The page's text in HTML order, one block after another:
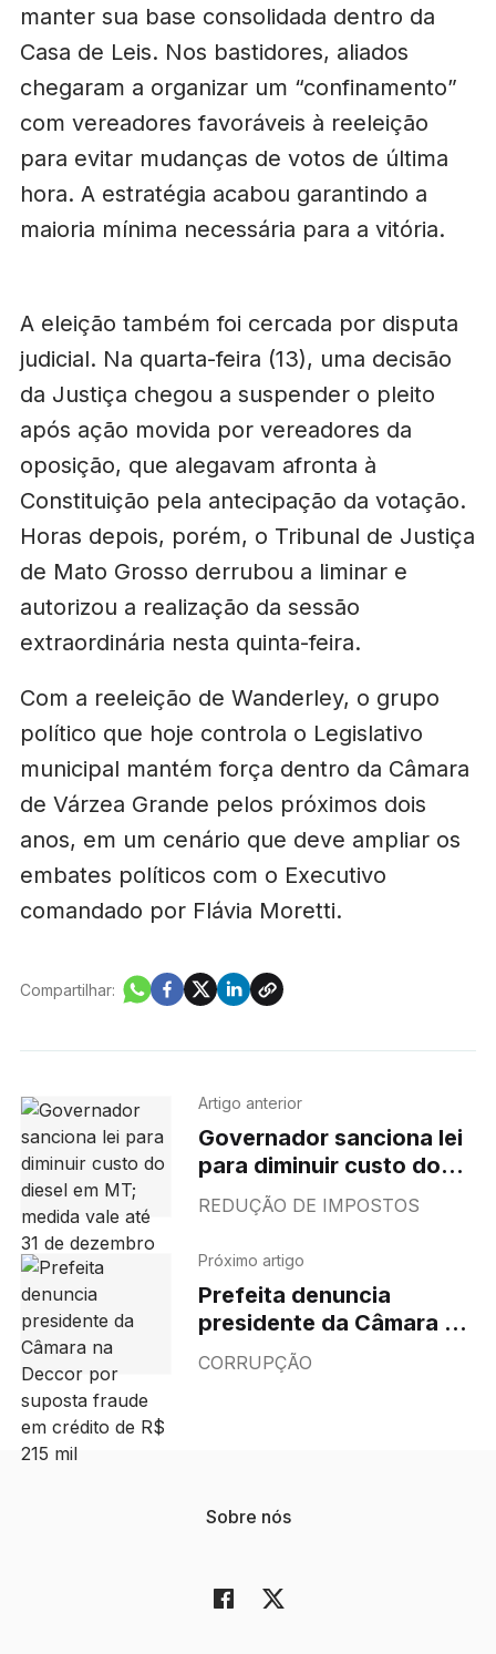
manter sua base consolidada dentro da
Casa de Leis. Nos bastidores, aliados
chegaram a organizar um “confinamento”
com vereadores favoráveis à reeleição
para evitar mudanças de votos de última
hora. A estratégia acabou garantindo a
maioria mínima necessária para a vitória.
A eleição também foi cercada por disputa
judicial. Na quarta-feira (13), uma decisão
da Justiça chegou a suspender o pleito
após ação movida por vereadores da
oposição, que alegavam afronta à
Constituição pela antecipação da votação.
Horas depois, porém, o Tribunal de Justiça
de Mato Grosso derrubou a liminar e
autorizou a realização da sessão
extraordinária nesta quinta-feira.
Com a reeleição de Wanderley, o grupo
político que hoje controla o Legislativo
municipal mantém força dentro da Câmara
de Várzea Grande pelos próximos dois
anos, em um cenário que deve ampliar os
embates políticos com o Executivo
comandado por Flávia Moretti.
Compartilhar:
Artigo anterior
Governador sanciona lei
para diminuir custo do
diesel em MT; medida
vale até 31 de dezembro
REDUÇÃO DE IMPOSTOS
Próximo artigo
Prefeita denuncia
presidente da Câmara na
Deccor por suposta
fraude em crédito de R$
CORRUPÇÃO
Sobre nós